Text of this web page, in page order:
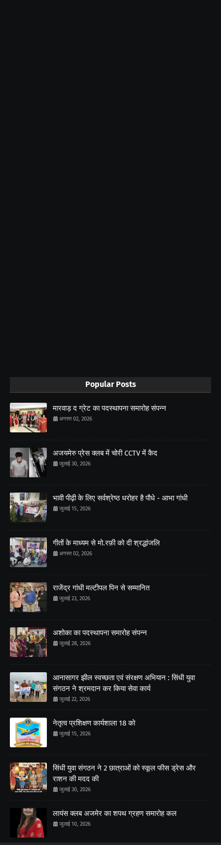
Popular Posts
मारवाड़ द ग्रेट का पदस्थापना समारोह संपन्न
अगस्त 02, 2026
अजयमेरु प्रेस क्लब में चोरी CCTV में कैद
जुलाई 30, 2026
भावी पीढ़ी के लिए सर्वश्रेष्ठ धरोहर है पौधे - आभा गांधी
जुलाई 15, 2026
गीतों के माध्यम से मो.रफ़ी को दी श्रद्धांजलि
अगस्त 02, 2026
राजेंद्र गांधी मल्टीपल पिन से सम्मानित
जुलाई 23, 2026
अशोका का पदस्थापना समारोह संपन्न
जुलाई 28, 2026
आनासागर झील स्वच्छता एवं संरक्षण अभियान : सिंधी युवा
संगठन ने श्रमदान कर किया सेवा कार्य
जुलाई 22, 2026
नेतृत्व प्रशिक्षण कार्यशाला 18 को
जुलाई 15, 2026
सिंधी युवा संगठन ने 2 छात्राओं को स्कूल फीस ड्रेस और
राशन की मदद की
जुलाई 30, 2026
लायंस क्लब अजमेर का शपथ ग्रहण समारोह कल
जुलाई 10, 2026